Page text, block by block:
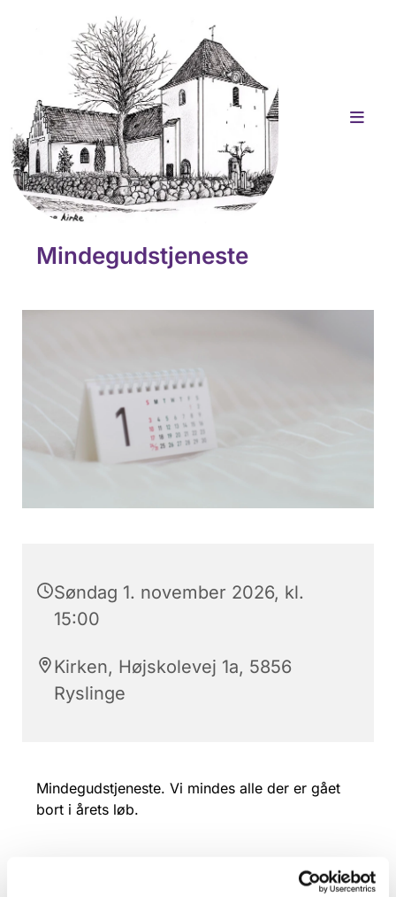
Mindegudstjeneste
Søndag 1. november 2026, kl.
15:00
Kirken, Højskolevej 1a, 5856
Ryslinge
Mindegudstjeneste. Vi mindes alle der er gået
bort i årets løb.